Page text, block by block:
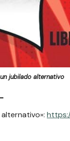
jubilado alternativo